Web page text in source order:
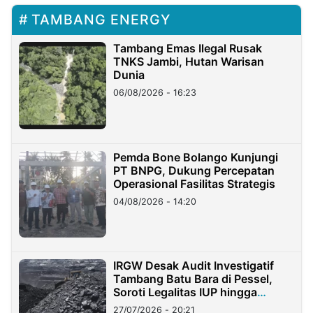
TAMBANG ENERGY
Tambang Emas Ilegal Rusak
TNKS Jambi, Hutan Warisan
Dunia
06/08/2026 - 16:23
Pemda Bone Bolango Kunjungi
PT BNPG, Dukung Percepatan
Operasional Fasilitas Strategis
04/08/2026 - 14:20
IRGW Desak Audit Investigatif
Tambang Batu Bara di Pessel,
Soroti Legalitas IUP hingga
Stockpile
27/07/2026 - 20:21